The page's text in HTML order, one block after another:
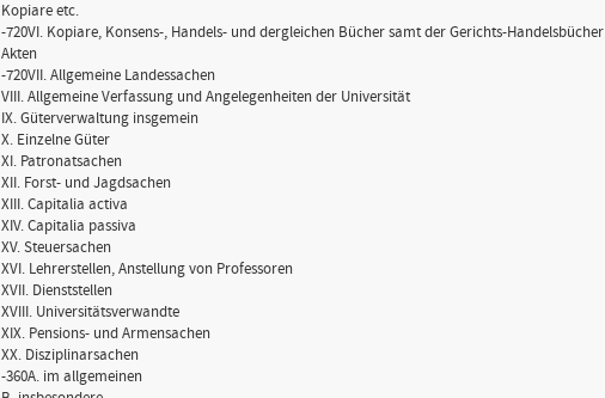
Kopiare etc.
-720VI. Kopiare, Konsens-, Handels- und dergleichen Bücher samt der Gerichts-Handelsbücher
Akten
-720VII. Allgemeine Landessachen
VIII. Allgemeine Verfassung und Angelegenheiten der Universität
IX. Güterverwaltung insgemein
X. Einzelne Güter
XI. Patronatsachen
XII. Forst- und Jagdsachen
XIII. Capitalia activa
XIV. Capitalia passiva
XV. Steuersachen
XVI. Lehrerstellen, Anstellung von Professoren
XVII. Dienststellen
XVIII. Universitätsverwandte
XIX. Pensions- und Armensachen
XX. Disziplinarsachen
-360A. im allgemeinen